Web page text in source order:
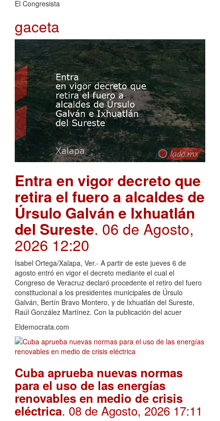
El Congresista
gaceta
Entra en vigor decreto que
retira el fuero a alcaldes de
Úrsulo Galván e Ixhuatlán
del Sureste. 06 de Agosto,
2026 12:20
Isabel Ortega/Xalapa, Ver.- A partir de este jueves 6 de
agosto entró en vigor el decreto mediante el cual el
Congreso de Veracruz declaró procedente el retiro del fuero
constitucional a los presidentes municipales de Úrsulo
Galván, Bertín Bravo Montero, y de Ixhuatlán del Sureste,
Raúl González Martínez. Con la publicación del acuer
Eldemocrata.com
Cuba aprueba nuevas normas
para el uso de las energías
renovables en medio de crisis
eléctrica. 08 de Agosto, 2026 17:11